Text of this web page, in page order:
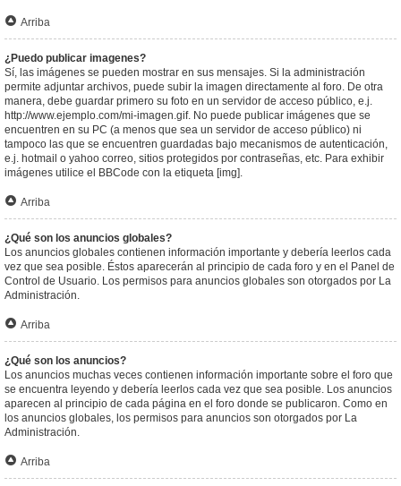
Arriba
¿Puedo publicar imagenes?
Sí, las imágenes se pueden mostrar en sus mensajes. Si la administración
permite adjuntar archivos, puede subir la imagen directamente al foro. De otra
manera, debe guardar primero su foto en un servidor de acceso público, e.j.
http://www.ejemplo.com/mi-imagen.gif. No puede publicar imágenes que se
encuentren en su PC (a menos que sea un servidor de acceso público) ni
tampoco las que se encuentren guardadas bajo mecanismos de autenticación,
e.j. hotmail o yahoo correo, sitios protegidos por contraseñas, etc. Para exhibir
imágenes utilice el BBCode con la etiqueta [img].
Arriba
¿Qué son los anuncios globales?
Los anuncios globales contienen información importante y debería leerlos cada
vez que sea posible. Éstos aparecerán al principio de cada foro y en el Panel de
Control de Usuario. Los permisos para anuncios globales son otorgados por La
Administración.
Arriba
¿Qué son los anuncios?
Los anuncios muchas veces contienen información importante sobre el foro que
se encuentra leyendo y debería leerlos cada vez que sea posible. Los anuncios
aparecen al principio de cada página en el foro donde se publicaron. Como en
los anuncios globales, los permisos para anuncios son otorgados por La
Administración.
Arriba